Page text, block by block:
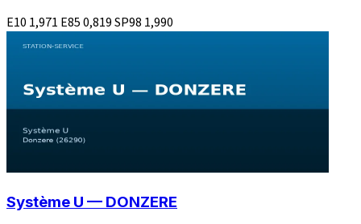
E10 1,971 E850,819SP98 1,990
Système U — DONZERE